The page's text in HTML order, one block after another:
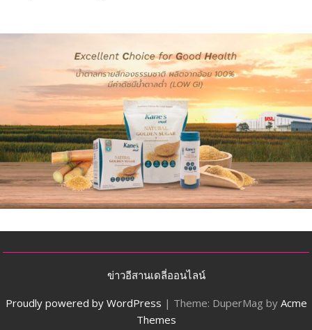
ข่าวอีสานเดลี่ออนไลน์
Proudly powered by WordPress | Theme: DuperMag by Acme
Themes